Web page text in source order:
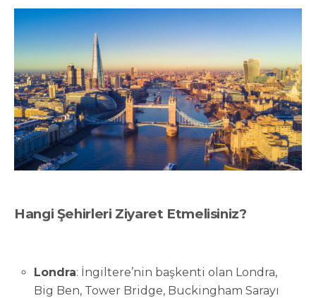
Hangi Şehirleri Ziyaret Etmelisiniz?
Londra: İngiltere’nin başkenti olan Londra,
Big Ben, Tower Bridge, Buckingham Sarayı